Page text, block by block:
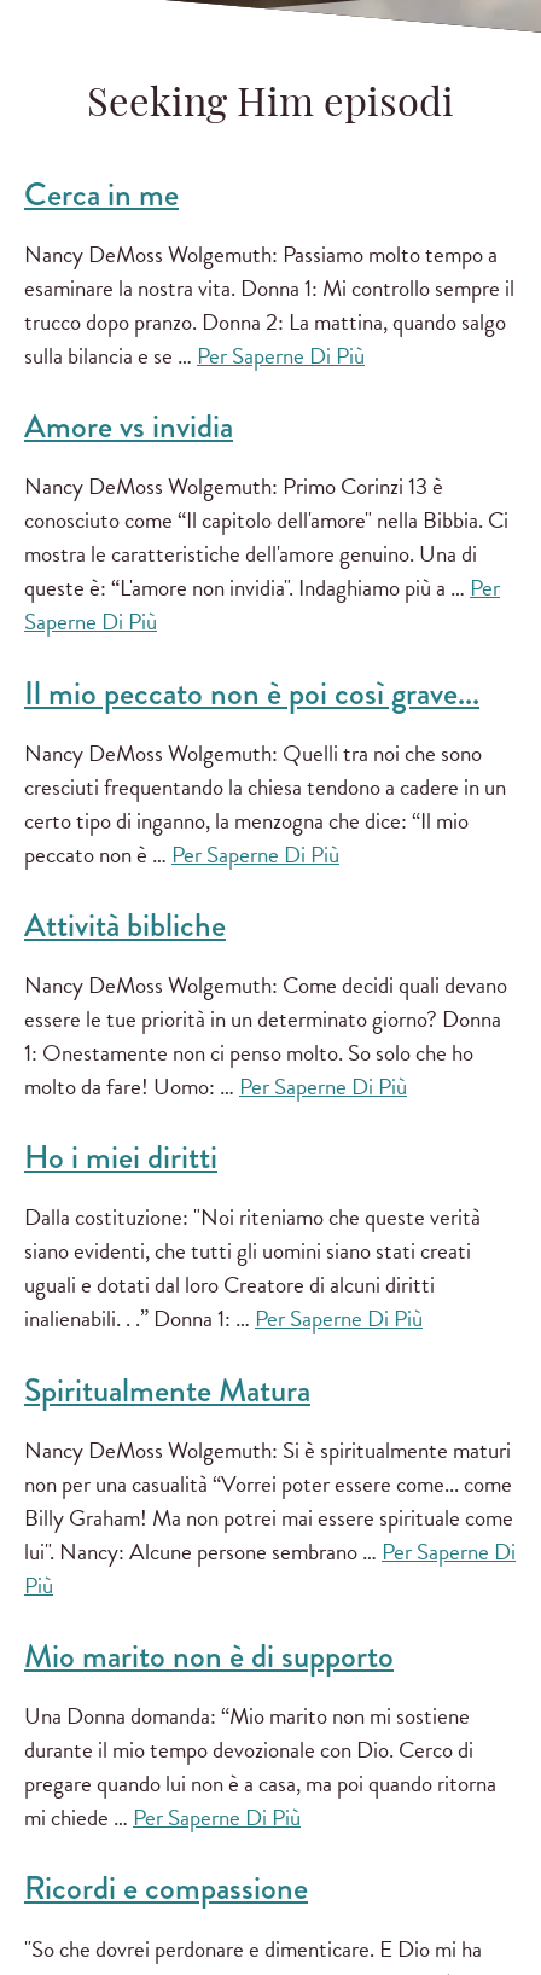
Seeking Him episodi
Cerca in me
Nancy DeMoss Wolgemuth: Passiamo molto tempo a
esaminare la nostra vita. Donna 1: Mi controllo sempre il
trucco dopo pranzo. Donna 2: La mattina, quando salgo
sulla bilancia e se …Per Saperne Di Più
Amore vs invidia
Nancy DeMoss Wolgemuth: Primo Corinzi 13 è
conosciuto come “Il capitolo dell'amore" nella Bibbia. Ci
mostra le caratteristiche dell'amore genuino. Una di
queste è: “L'amore non invidia". Indaghiamo più a …Per
Saperne Di Più
Il mio peccato non è poi così grave...
Nancy DeMoss Wolgemuth: Quelli tra noi che sono
cresciuti frequentando la chiesa tendono a cadere in un
certo tipo di inganno, la menzogna che dice: “Il mio
peccato non è … Per Saperne Di Più
Attività bibliche
Nancy DeMoss Wolgemuth: Come decidi quali devano
essere le tue priorità in un determinato giorno? Donna
1: Onestamente non ci penso molto. So solo che ho
molto da fare! Uomo: …Per Saperne Di Più
Ho i miei diritti
Dalla costituzione: "Noi riteniamo che queste verità
siano evidenti, che tutti gli uomini siano stati creati
uguali e dotati dal loro Creatore di alcuni diritti
inalienabili. . .” Donna 1: …Per Saperne Di Più
Spiritualmente Matura
Nancy DeMoss Wolgemuth: Si è spiritualmente maturi
non per una casualità “Vorrei poter essere come... come
Billy Graham! Ma non potrei mai essere spirituale come
lui". Nancy: Alcune persone sembrano …Per Saperne Di
Più
Mio marito non è di supporto
Una Donna domanda: “Mio marito non mi sostiene
durante il mio tempo devozionale con Dio. Cerco di
pregare quando lui non è a casa, ma poi quando ritorna
mi chiede …Per Saperne Di Più
Ricordi e compassione
"So che dovrei perdonare e dimenticare. E Dio mi ha